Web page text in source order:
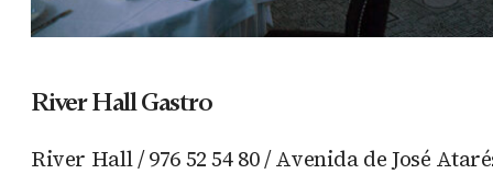
River Hall Gastro
River Hall / 976 52 54 80 / Avenida de José